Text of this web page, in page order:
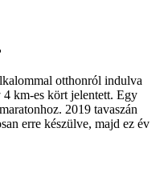
otthonról indulva
4 km-es kört jelentett. Egy
2019 tavaszán
erre készülve, majd ez év